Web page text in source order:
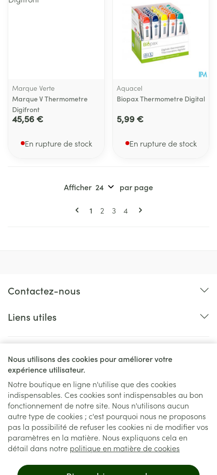
Nous utilisons des cookies pour améliorer votre
expérience utilisateur.
Notre boutique en ligne n'utilise que des cookies
indispensables. Ces cookies sont indispensables au bon
fonctionnement de notre site. Nous n'utilisons aucun
autre type de cookies ; c'est pourquoi nous ne proposons
pas la possibilité de refuser les cookies ni de modifier vos
paramètres en la matière. Nous expliquons cela en
détail dans notre politique en matière de cookies
Marque Verte
Marque V Thermometre
Digifront
45,56 €
En rupture de stock
Aquacel
Biopax Thermometre Digital
5,99 €
En rupture de stock
Pages
Vous lisez actuellement la page
1 Page
2 Page
3 Page
4
Afficher par page
Contactez-nous
Liens utiles
Liens légaux